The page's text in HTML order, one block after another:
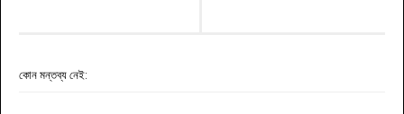
কোন মন্তব্য নেই: